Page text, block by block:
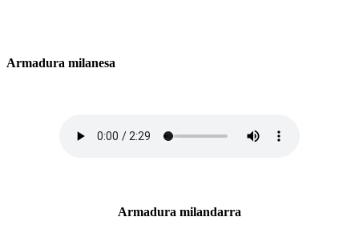
Armadura milanesa
Armadura milandarra